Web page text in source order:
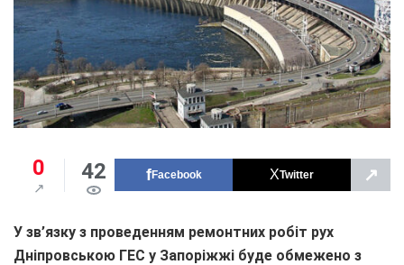
0 42 Facebook Twitter ↗
У зв’язку з проведенням ремонтних робіт рух
Дніпровською ГЕС у Запоріжжі буде обмежено з